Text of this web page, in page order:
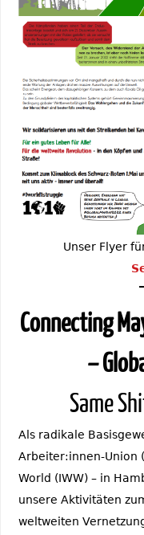
Unser Flyer
Connecting
–
Same
Als radikale
Arbeiter:innen-Union
World (IWW) – in
unsere Aktivitäten
weltweiten